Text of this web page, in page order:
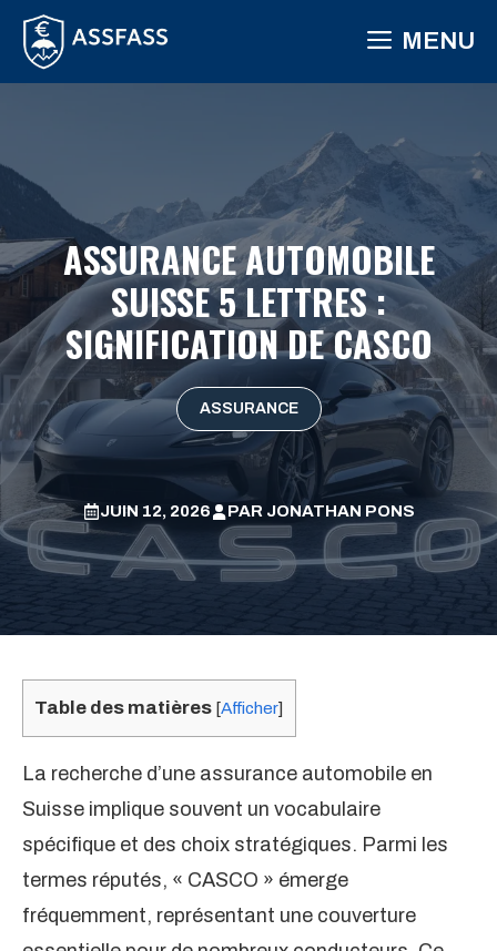
Aller
contenu
MENU
ASSURANCE AUTOMOBILE
SUISSE 5 LETTRES :
SIGNIFICATION DE CASCO
ASSURANCE
JUIN 12, 2026 PAR JONATHAN PONS
Table des matières [Afficher]
La recherche d’une assurance automobile en
Suisse implique souvent un vocabulaire
spécifique et des choix stratégiques. Parmi les
termes réputés, « CASCO » émerge
fréquemment, représentant une couverture